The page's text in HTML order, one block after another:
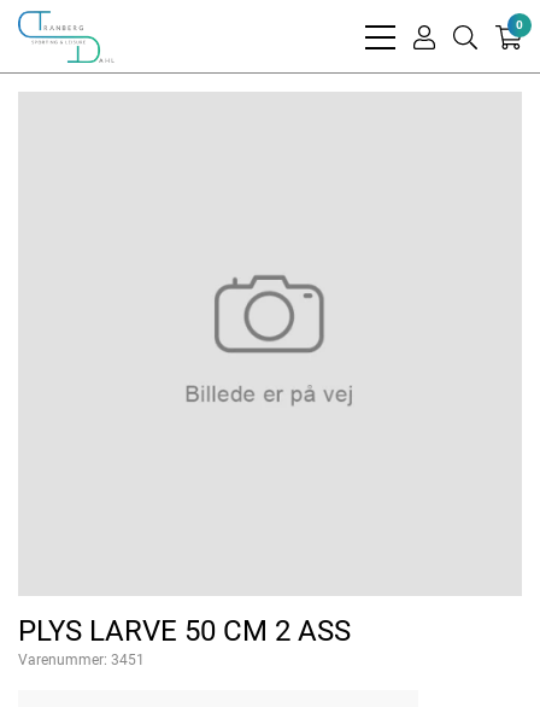
bars
user
search
0
PLYS LARVE 50 CM 2 ASS
Varenummer: 3451